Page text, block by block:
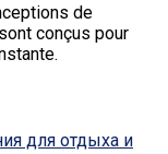
de
conçus pour